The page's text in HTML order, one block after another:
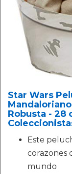
Star Wars
Robusta - 28
Este
corazones
mundo